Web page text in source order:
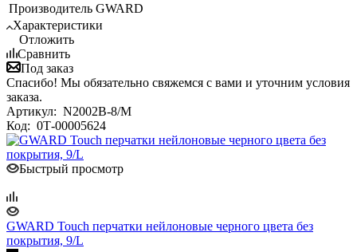
Производитель GWARD
Характеристики
Отложить
Сравнить
Под заказ
Спасибо! Мы обязательно свяжемся с вами и уточним условия
заказа.
Артикул: N2002B-8/M
Код: 0Т-00005624
Быстрый просмотр
GWARD Touch перчатки нейлоновые черного цвета без
покрытия, 9/L